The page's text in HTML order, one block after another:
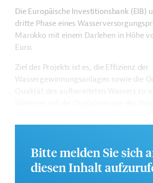
Die Europäische Investitionsbank (EIB)
dritte Phase eines
Marokko mit einem Darlehen in Höhe
Euro.
Ziel des Projekts ist es, die Effizienz der
Wassergewinnungsanlagen sowie die
Webseite der EIB.
GTAI informiert über dieEIB :
und praktische Hinweise zur
Bitte melden Sie sich
diesen Inhalt